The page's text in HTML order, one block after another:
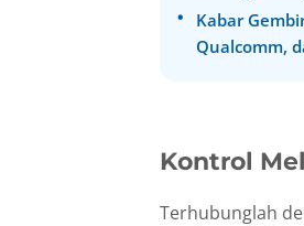
Kabar
Qualcomm,
Kontrol
Terhubunglah